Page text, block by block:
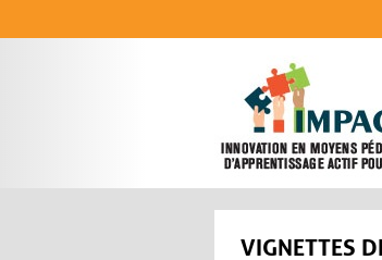
VIGNETTES